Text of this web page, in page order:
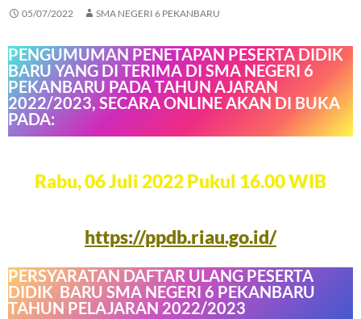
05/07/2022 SMA NEGERI 6 PEKANBARU
PENGUMUMAN PENETAPAN PESERTA DIDIK
BARU YANG DI TERIMA DI SMA NEGERI 6
PEKANBARU PADA TAHUN AJARAN
2022/2023, SECARA ONLINE AKAN DI BUKA
PADA:
Rabu, 06 Juli 2022 Pukul 16.00 WIB
https://ppdb.riau.go.id/
PERSYARATAN DAFTAR ULANG PESERTA
DIDIK BARU SMA NEGERI 6 PEKANBARU
TAHUN PELAJARAN 2022/2023